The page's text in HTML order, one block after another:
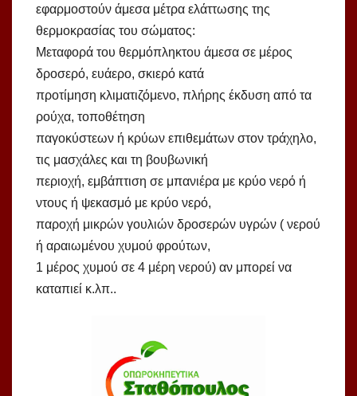
εφαρμοστούν άμεσα μέτρα ελάττωσης της
θερμοκρασίας του σώματος:
Μεταφορά του θερμόπληκτου άμεσα σε μέρος
δροσερό, ευάερο, σκιερό κατά
προτίμηση κλιματιζόμενο, πλήρης έκδυση από τα
ρούχα, τοποθέτηση
παγοκύστεων ή κρύων επιθεμάτων στον τράχηλο,
τις μασχάλες και τη βουβωνική
περιοχή, εμβάπτιση σε μπανιέρα με κρύο νερό ή
ντους ή ψεκασμό με κρύο νερό,
παροχή μικρών γουλιών δροσερών υγρών ( νερού
ή αραιωμένου χυμού φρούτων,
1 μέρος χυμού σε 4 μέρη νερού) αν μπορεί να
καταπιεί κ.λπ..